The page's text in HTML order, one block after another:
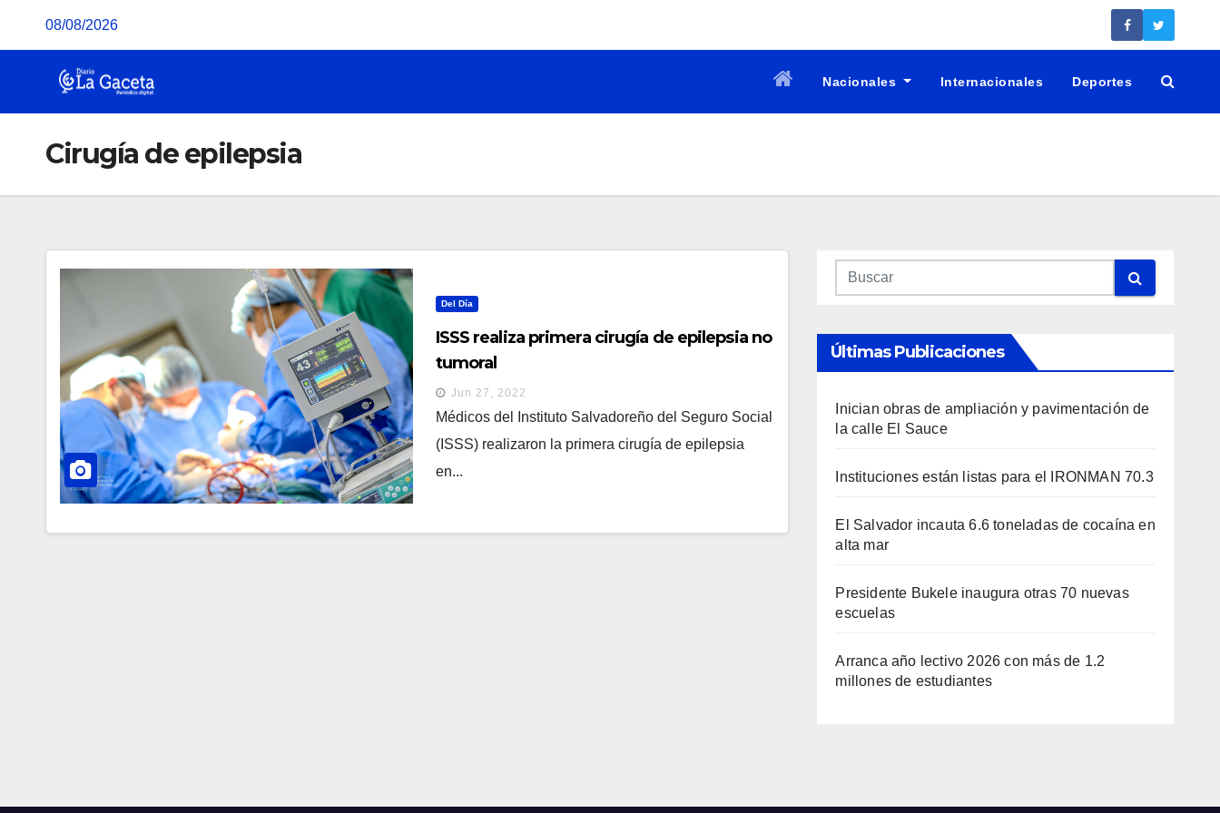
08/08/2026
Nacionales Internacionales Deportes
Cirugía de epilepsia
Del Día
ISSS realiza primera cirugía de epilepsia no
tumoral
Jun 27, 2022
Médicos del Instituto Salvadoreño del Seguro Social
(ISSS) realizaron la primera cirugía de epilepsia
en...
Últimas Publicaciones
Inician obras de ampliación y pavimentación de
la calle El Sauce
Instituciones están listas para el IRONMAN 70.3
El Salvador incauta 6.6 toneladas de cocaína en
alta mar
Presidente Bukele inaugura otras 70 nuevas
escuelas
Arranca año lectivo 2026 con más de 1.2
millones de estudiantes